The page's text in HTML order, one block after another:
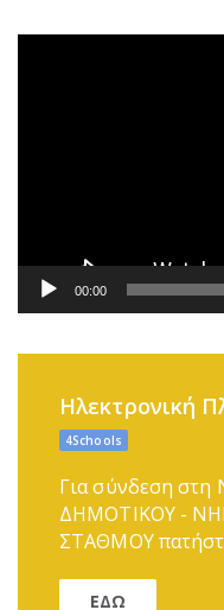
00:00
Ηλεκτρονική
4Schools
Για σύνδεση
ΔΗΜΟΤΙΚΟΥ -
ΣΤΑΘΜΟΥ
ΕΔΩ